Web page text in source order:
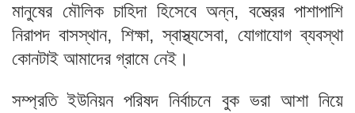
মানুষের মৌলিক চাহিদা হিসেবে অন্ন, বস্ত্রের পাশাপাশি
নিরাপদ বাসস্থান, শিক্ষা, স্বাস্থ্যসেবা, যোগাযোগ ব্যবস্থা
কোনটাই আমাদের গ্রামে নেই।
সম্প্রতি ইউনিয়ন পরিষদ নির্বাচনে বুক ভরা আশা নিয়ে